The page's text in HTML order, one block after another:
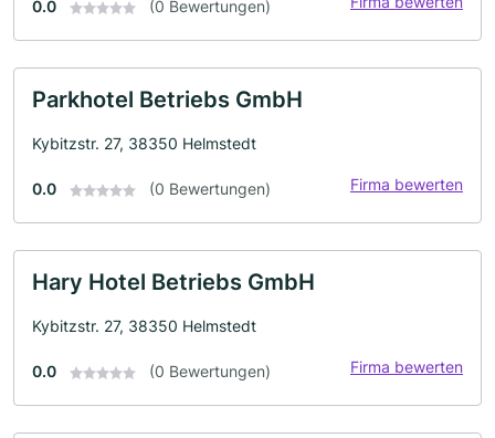
0.0 (0 Bewertungen)
Parkhotel Betriebs GmbH
Kybitzstr. 27, 38350 Helmstedt
0.0 (0 Bewertungen) Firma bewerten
Hary Hotel Betriebs GmbH
Kybitzstr. 27, 38350 Helmstedt
0.0 (0 Bewertungen) Firma bewerten